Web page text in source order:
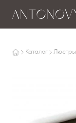
Каталог Люстры